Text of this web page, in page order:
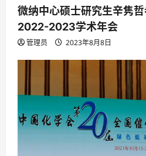
微纳中心硕士研究生辛隽
2022-2023学术年会
管理员 2023年8月8日